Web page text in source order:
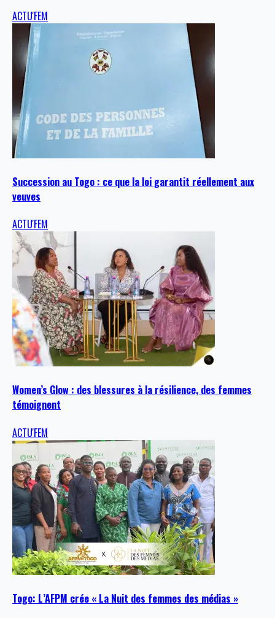
ACTU'FEM
Succession au Togo : ce que la loi garantit réellement aux
veuves
ACTU'FEM
Women’s Glow : des blessures à la résilience, des femmes
témoignent
ACTU'FEM
Togo: L’AFPM crée « La Nuit des femmes des médias »